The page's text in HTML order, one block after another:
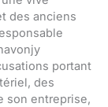
des anciens
portant
des
son entreprise,